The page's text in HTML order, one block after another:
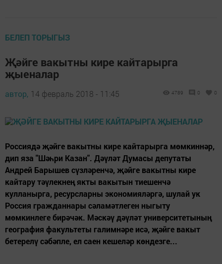
БЕЛЕП ТОРЫГЫЗ
Җәйге вакытны кире кайтарырга
җыеналар
автор, 14 февраль 2018 - 11:45 4789 0 0
Россиядә җәйге вакытны кире кайтарырга мөмкиннәр,
дип яза "Шәһри Казан". Дәүләт Думасы депутаты
Андрей Барышев сүзләренчә, җәйге вакытны кире
кайтару тәүлекнең якты вакытын тиешенчә
кулланырга, ресурсларны экономияләргә, шулай ук
Россия гражданнары сәламәтлеген ныгыту
мөмкинлеге бирәчәк. Мәскәү дәүләт университетының
география факультеты галимнәре исә, җәйге вакыт
бетерелү сәбәпле, ел саен кешеләр көндезге...